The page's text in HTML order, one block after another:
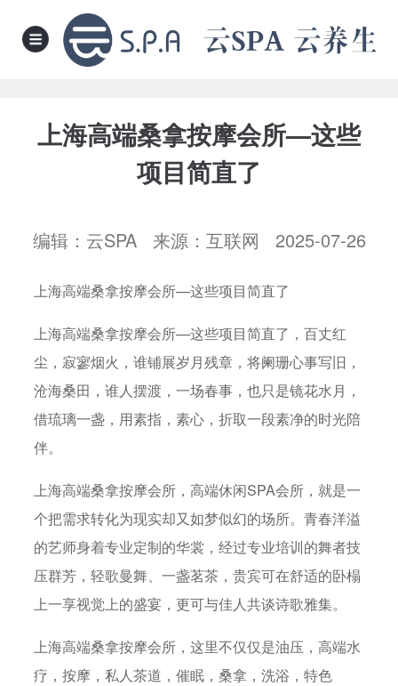
上海高端桑拿按摩会所—这些
项目简直了
编辑：云SPA 来源：互联网 2025-07-26
上海高端桑拿按摩会所—这些项目简直了
上海高端桑拿按摩会所—这些项目简直了，百丈红
尘，寂寥烟火，谁铺展岁月残章，将阑珊心事写旧，
沧海桑田，谁人摆渡，一场春事，也只是镜花水月，
借琉璃一盏，用素指，素心，折取一段素净的时光陪
伴。
上海高端桑拿按摩会所，高端休闲SPA会所，就是一
个把需求转化为现实却又如梦似幻的场所。青春洋溢
的艺师身着专业定制的华裳，经过专业培训的舞者技
压群芳，轻歌曼舞、一盏茗茶，贵宾可在舒适的卧榻
上一享视觉上的盛宴，更可与佳人共谈诗歌雅集。
上海高端桑拿按摩会所，这里不仅仅是油压，高端水
疗，按摩，私人茶道，催眠，桑拿，洗浴，特色